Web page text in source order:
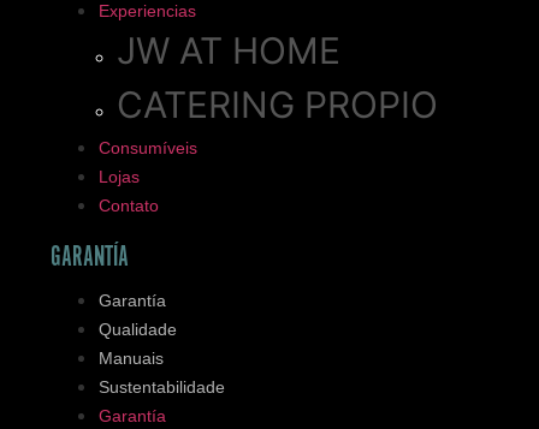
Experiencias
JW AT HOME
CATERING PROPIO
Consumíveis
Lojas
Contato
GARANTÍA
Garantía
Qualidade
Manuais
Sustentabilidade
Garantía